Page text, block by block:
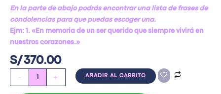
En la parte de abajo podrás encontrar una lista de frases de
condolencias para que puedas escoger una.
Ejm: 1. «En memoria de un ser querido que siempre vivirá en
nuestros corazones.»
S/370.00
- + AÑADIR AL CARRITO